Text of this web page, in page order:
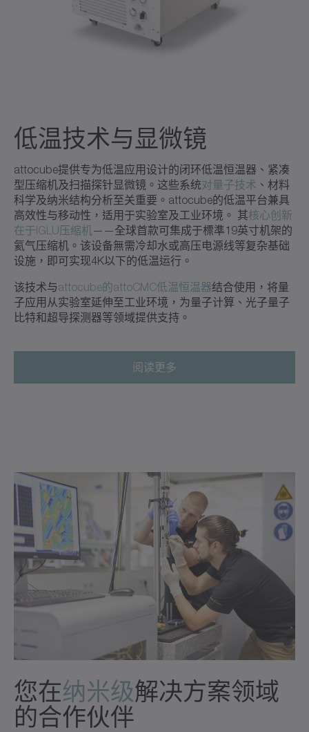
低温技术与显微镜
attocube提供专为低温应用设计的闭环低温恒温器、紧凑
型压缩机及扫描探针显微镜。这些系统对量子技术 、材料
科学及纳米结构分析至关重要。attocube的低温平台兼具
高效性与移动性，适用于实验室及工业环境。 其核心创新
在于IGLU压缩机——全球首款可集成于標準19英寸机架的
氦气压缩机。该设备無需冷却水或高压电源线等复杂基础
设施，即可实现4K以下的低温运行。
该技术与attocube的attoCMC低温恒温器结合使用，将量
子应用从实验室延伸至工业环境，为量子计算、光子量子
比特和超导探测器等领域提供支持。
阅读更多
您在纳米级解决方案领域
的合作伙伴